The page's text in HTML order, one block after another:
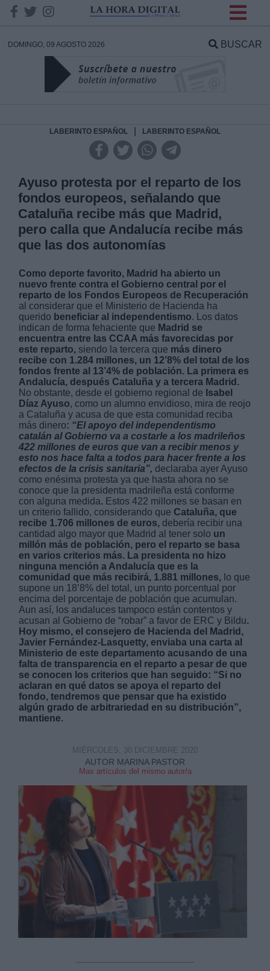
DOMINGO, 09 AGOSTO 2026 BUSCAR
LABERINTO ESPAÑOL LABERINTO ESPAÑOL
Ayuso protesta por el reparto de los
fondos europeos, señalando que
Cataluña recibe más que Madrid,
pero calla que Andalucía recibe más
que las dos autonomías
Como deporte favorito, Madrid ha abierto un
nuevo frente contra el Gobierno central por el
reparto de los Fondos Europeos de Recuperación
al considerar que el Ministerio de Hacienda ha
querido beneficiar al independentismo. Los datos
indican de forma fehaciente que Madrid se
encuentra entre las CCAA más favorecidas por
este reparto, siendo la tercera que más dinero
recibe con 1.284 millones, un 12’8% del total de los
fondos frente al 13’4% de población. La primera es
Andalucía, después Cataluña y a tercera Madrid.
No obstante, desde el gobierno regional de Isabel
Díaz Ayuso, como un alumno envidioso, mira de reojo
a Cataluña y acusa de que esta comunidad reciba
más dinero: “El apoyo del independentismo
catalán al Gobierno va a costarle a los madrileños
422 millones de euros que van a recibir menos y
esto nos hace falta a todos para hacer frente a los
efectos de la crisis sanitaria”, declaraba ayer Ayuso
como enésima protesta ya que hasta ahora no se
conoce que la presidenta madrileña está conforme
con alguna medida. Estos 422 millones se basan en
un criterio fallido, considerando que Cataluña, que
recibe 1.706 millones de euros, debería recibir una
cantidad algo mayor que Madrid al tener solo un
millón más de población, pero el reparto se basa
en varios criterios más. La presidenta no hizo
ninguna mención a Andalucía que es la
comunidad que más recibirá, 1.881 millones, lo que
supone un 18’8% del total, un punto porcentual por
encima del porcentaje de población que acumulan.
Aun así, los andaluces tampoco están contentos y
acusan al Gobierno de “robar” a favor de ERC y Bildu.
Hoy mismo, el consejero de Hacienda del Madrid,
Javier Fernández-Lasquetty, enviaba una carta al
Ministerio de este departamento acusando de una
falta de transparencia en el reparto a pesar de que
se conocen los criterios que han seguido: “Si no
aclaran en qué datos se apoya el reparto del
fondo, tendremos que pensar que ha existido
algún grado de arbitrariedad en su distribución”,
mantiene.
AUTOR MARINA PASTOR
Mas artículos del mismo autor/a
MIÉRCOLES, 30 DICIEMBRE 2020
DATOS
Responsable:
Legitimación:
Destinatarios:
Derechos:
link
Información adicional
link